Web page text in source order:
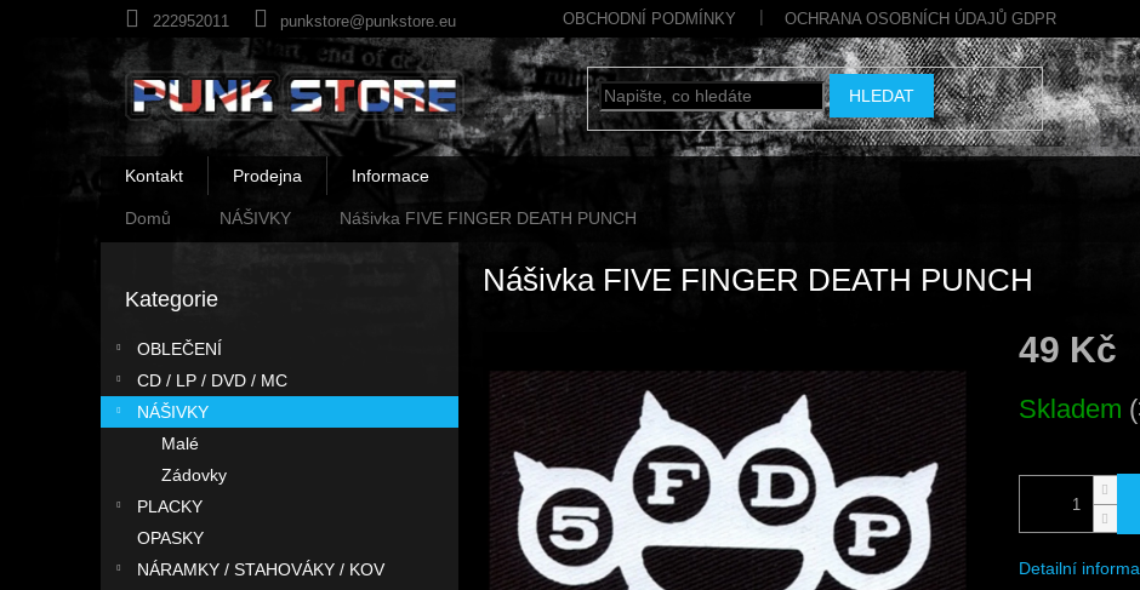
222952011 punkstore@punkstore.eu OBCHODNÍ PODMÍNKY OCHRANA OSOBNÍCH ÚDAJŮ GDPR
HLEDAT
Kontakt Prodejna Informace
Domů NÁŠIVKY Nášivka FIVE FINGER DEATH PUNCH
Přeskočit
Kategorie
OBLEČENÍ
CD / LP / DVD / MC
NÁŠIVKY
Malé
Zádovky
PLACKY
OPASKY
NÁRAMKY / STAHOVÁKY / KOV
Nášivka FIVE FINGER DEATH PUNCH
49 Kč
cena:
Skladem
Detailní